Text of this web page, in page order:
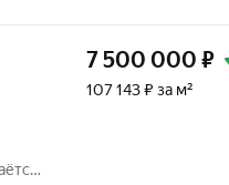
7 500 000 ₽
107 143 ₽ за м²